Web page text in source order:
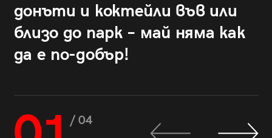
донъти и коктейли във или
близо до парк – май няма как
да е по-добър!
/ 04